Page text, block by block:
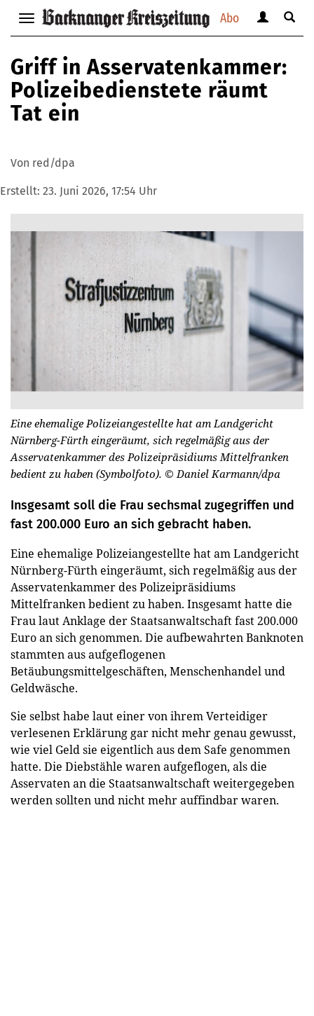
Abo
Navigation
anzeigen
bzw.
verbergen
anzeigen
verbergen
Suche
Griff in Asservatenkammer:
Polizeibedienstete räumt
Tat ein
Von red/dpa
Erstellt: 23. Juni 2026, 17:54 Uhr
Eine ehemalige Polizeiangestellte hat am Landgericht
Nürnberg-Fürth eingeräumt, sich regelmäßig aus der
Asservatenkammer des Polizeipräsidiums Mittelfranken
bedient zu haben (Symbolfoto). © Daniel Karmann/dpa
Insgesamt soll die Frau sechsmal zugegriffen und
fast 200.000 Euro an sich gebracht haben.
Eine ehemalige Polizeiangestellte hat am Landgericht
Nürnberg-Fürth eingeräumt, sich regelmäßig aus der
Asservatenkammer des Polizeipräsidiums
Mittelfranken bedient zu haben. Insgesamt hatte die
Frau laut Anklage der Staatsanwaltschaft fast 200.000
Euro an sich genommen. Die aufbewahrten Banknoten
stammten aus aufgeflogenen
Betäubungsmittelgeschäften, Menschenhandel und
Geldwäsche.
Sie selbst habe laut einer von ihrem Verteidiger
verlesenen Erklärung gar nicht mehr genau gewusst,
wie viel Geld sie eigentlich aus dem Safe genommen
hatte. Die Diebstähle waren aufgeflogen, als die
Asservaten an die Staatsanwaltschaft weitergegeben
werden sollten und nicht mehr auffindbar waren.